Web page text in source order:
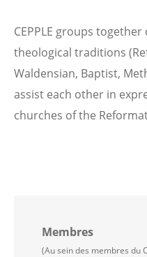
CEPPLE groups
theological traditions
Waldensian, Baptist,
assist each other in
churches of the
Membres
(Au sein des membres du